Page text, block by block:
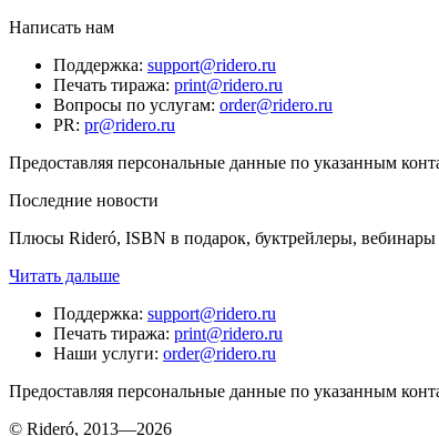
Написать нам
Поддержка: support@ridero.ru
Печать тиража: print@ridero.ru
Вопросы по услугам: order@ridero.ru
PR: pr@ridero.ru
Предоставляя персональные данные по указанным
Последние новости
Плюсы Rideró, ISBN в подарок, буктрейлеры, вебинары
Читать дальше
Поддержка: support@ridero.ru
Печать тиража: print@ridero.ru
Наши услуги: order@ridero.ru
Предоставляя персональные данные по указанным
© Rideró, 2013—2026